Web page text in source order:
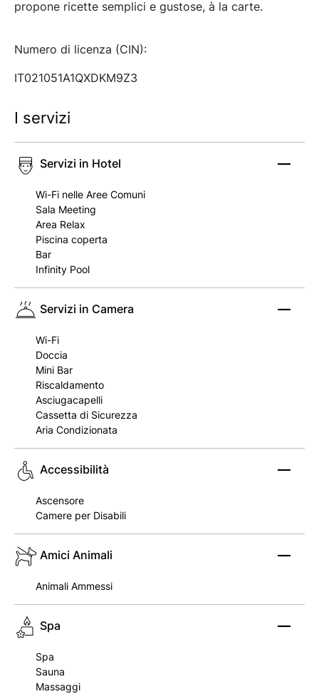
propone ricette semplici e gustose, à la carte.
Numero di licenza (CIN):
IT021051A1QXDKM9Z3
I servizi
Servizi in Hotel
Wi-Fi nelle Aree Comuni
Sala Meeting
Area Relax
Piscina coperta
Bar
Infinity Pool
Servizi in Camera
Wi-Fi
Doccia
Mini Bar
Riscaldamento
Asciugacapelli
Cassetta di Sicurezza
Aria Condizionata
Accessibilità
Ascensore
Camere per Disabili
Amici Animali
Animali Ammessi
Spa
Spa
Sauna
Massaggi